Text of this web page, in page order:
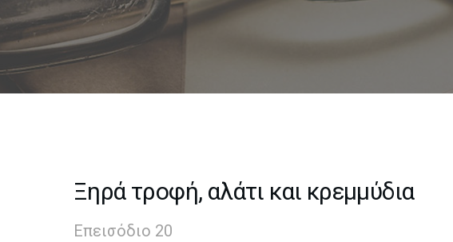
Ξηρά τροφή, αλάτι και κρεμμύδια
Επεισόδιο 20